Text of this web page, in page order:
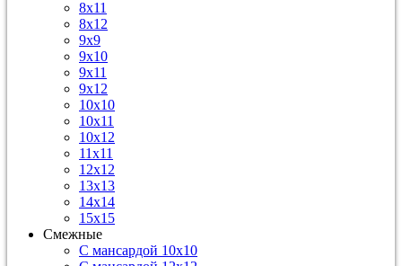
8х11
8х12
9х9
9х10
9х11
9х12
10х10
10х11
10х12
11х11
12х12
13х13
14х14
15х15
Смежные
С мансардой 10х10